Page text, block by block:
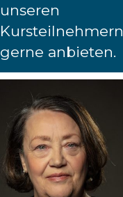
unseren
Kursteilnehmern
gerne anbieten.